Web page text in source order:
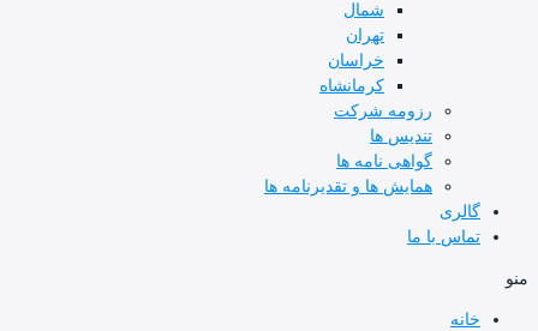
شمال
تهران
خراسان
کرمانشاه
رزومه شرکت
تندیس ها
گواهی نامه ها
همایش ها و تقدیرنامه ها
گالری
تماس با ما
منو
خانه